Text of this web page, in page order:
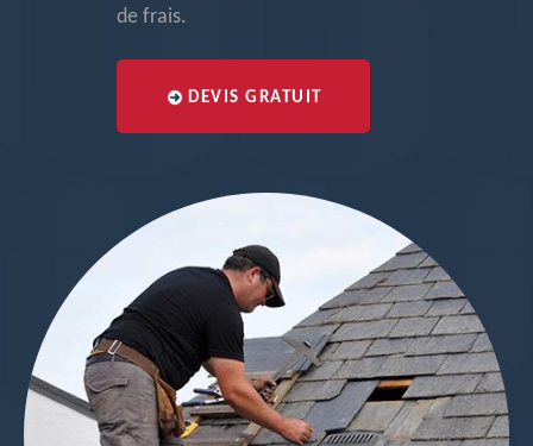
de frais.
DEVIS GRATUIT